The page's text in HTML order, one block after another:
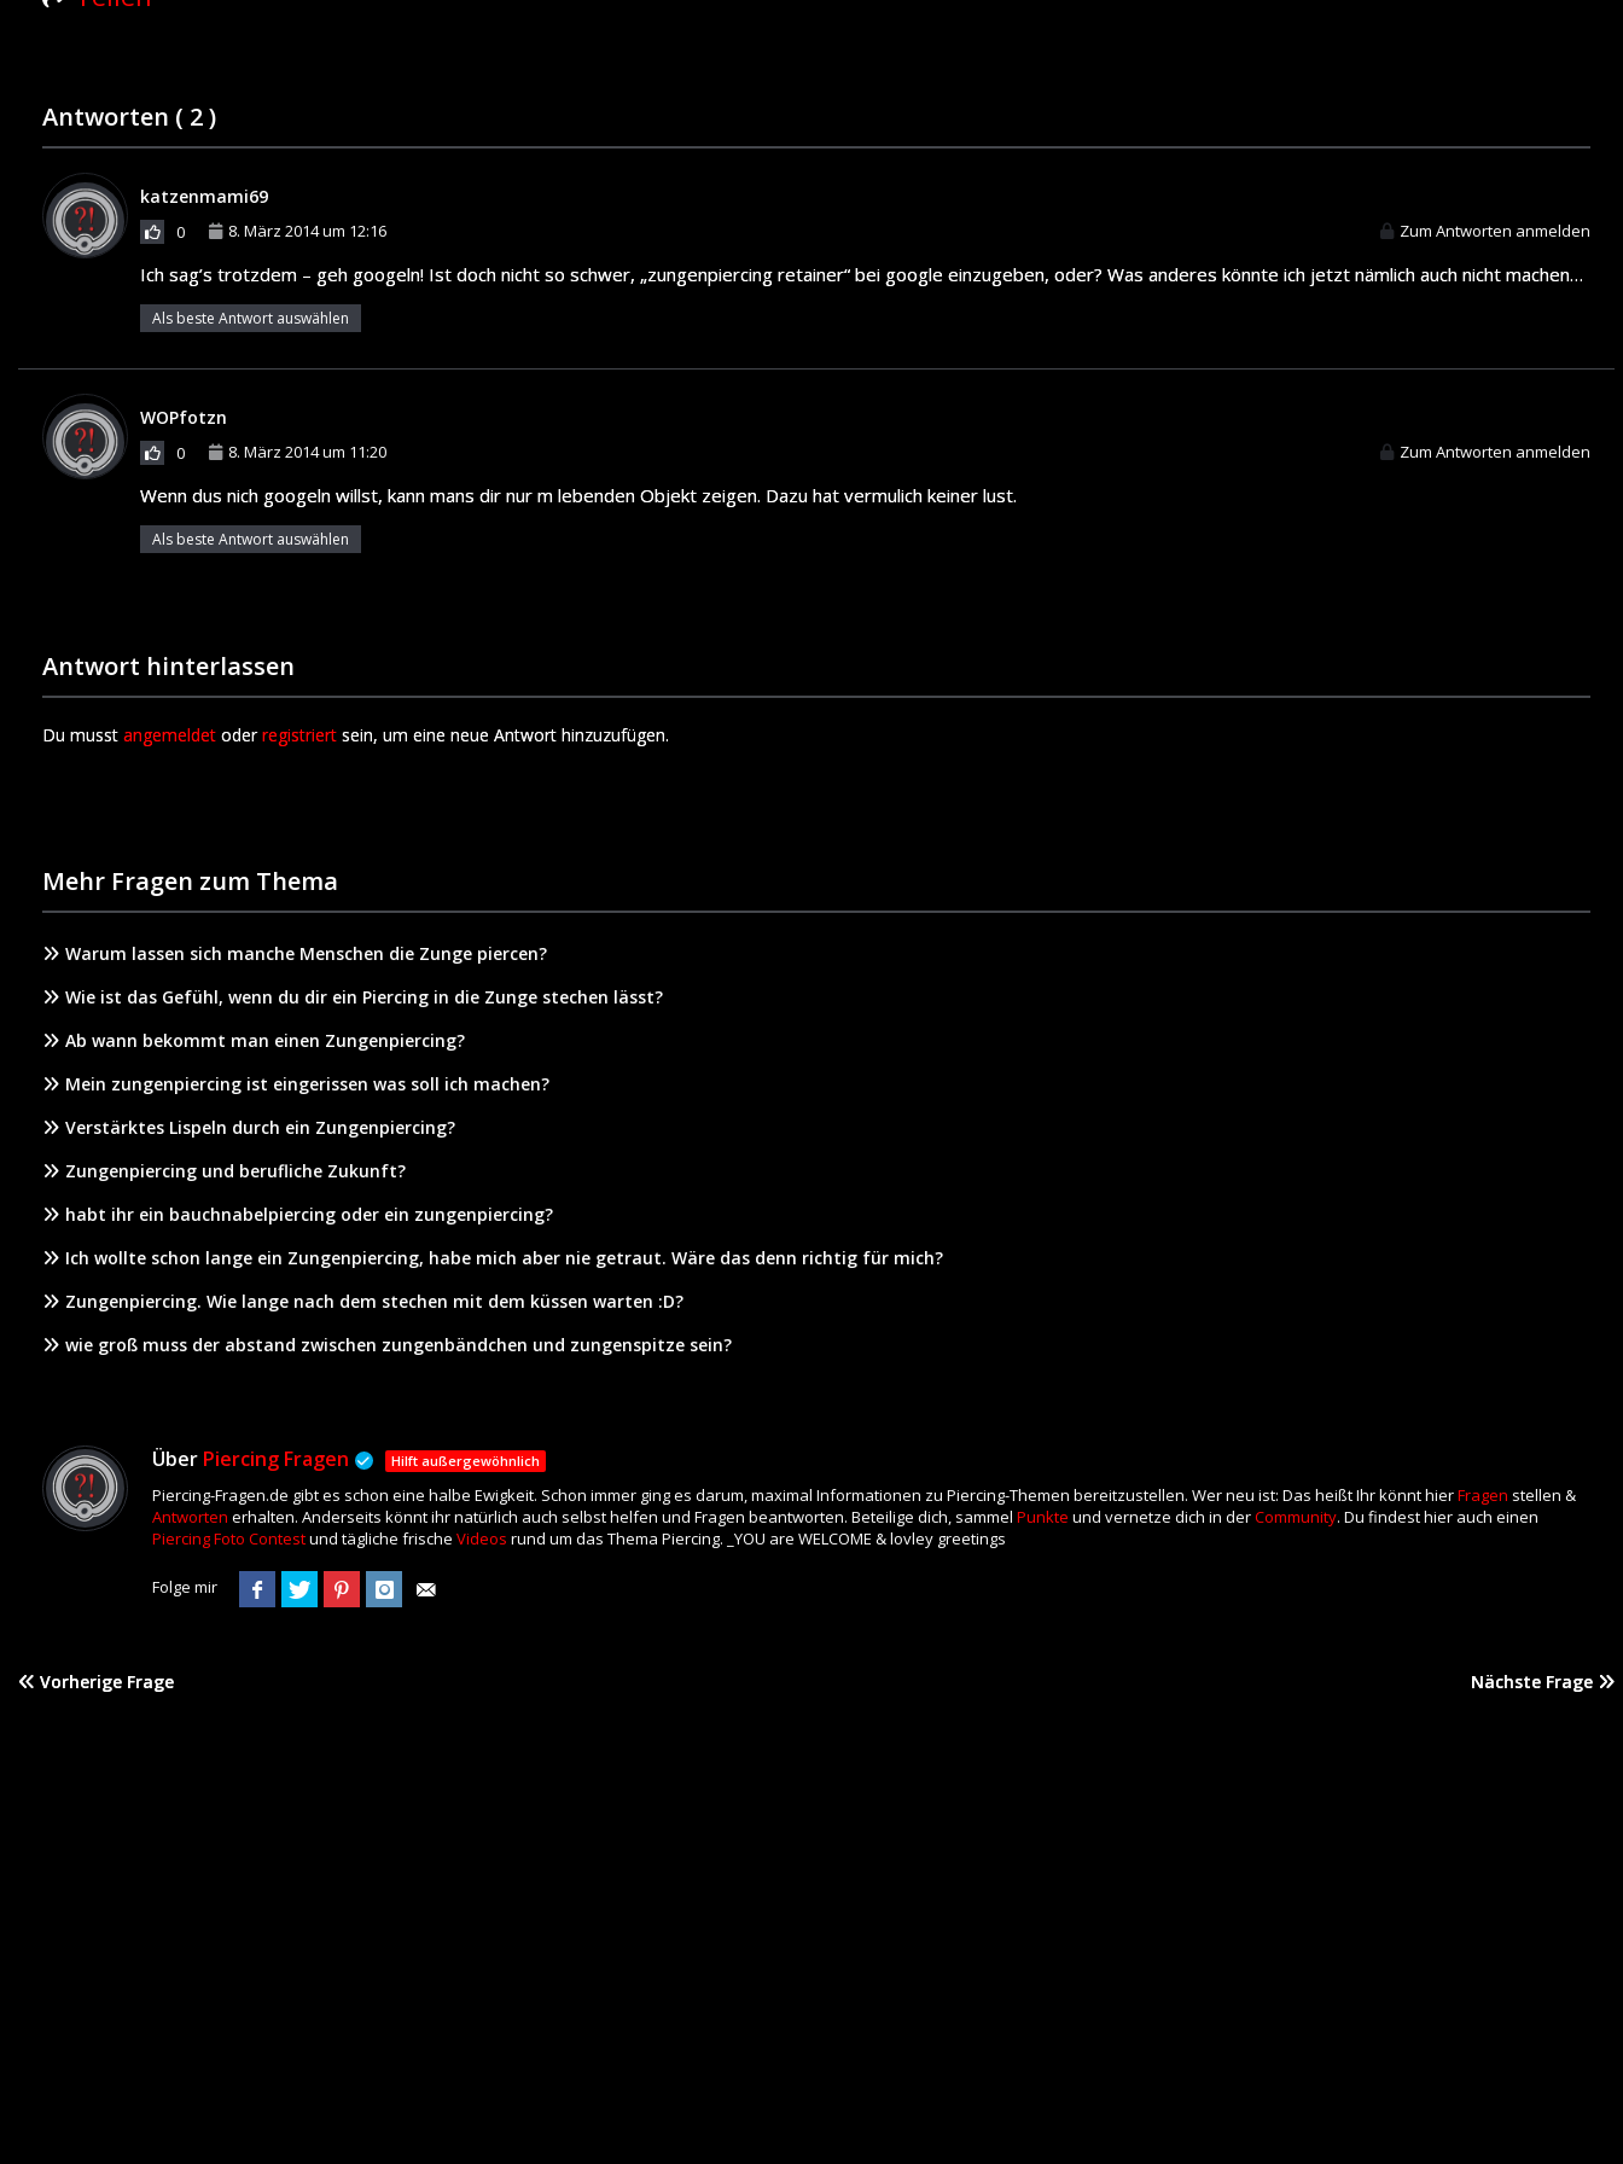
Antworten ( 2)
katzenmami69
0 8. März 2014 um 12:16 Zum Antworten anmelden
Ich sag’s trotzdem – geh googeln! Ist doch nicht so schwer, „zungenpiercing retainer“ bei google einzugeben, oder? Was anderes könnte ich jetzt nämlich auch nicht machen…
Als beste Antwort auswählen
WOPfotzn
0 8. März 2014 um 11:20 Zum Antworten anmelden
Wenn dus nich googeln willst, kann mans dir nur m lebenden Objekt zeigen. Dazu hat vermulich keiner lust.
Als beste Antwort auswählen
Antwort hinterlassen
Du musst angemeldet oderregistriert sein, um eine neue Antwort hinzuzufügen.
Mehr Fragen zum Thema
Warum lassen sich manche Menschen die Zunge piercen?
Wie ist das Gefühl, wenn du dir ein Piercing in die Zunge stechen lässt?
Ab wann bekommt man einen Zungenpiercing?
Mein zungenpiercing ist eingerissen was soll ich machen?
Verstärktes Lispeln durch ein Zungenpiercing?
Zungenpiercing und berufliche Zukunft?
habt ihr ein bauchnabelpiercing oder ein zungenpiercing?
Ich wollte schon lange ein Zungenpiercing, habe mich aber nie getraut. Wäre das denn richtig für mich?
Zungenpiercing. Wie lange nach dem stechen mit dem küssen warten :D?
wie groß muss der abstand zwischen zungenbändchen und zungenspitze sein?
Über Piercing Fragen Hilft außergewöhnlich
Piercing-Fragen.de gibt es schon eine halbe Ewigkeit. Schon immer ging es darum, maximal Informationen zu Piercing-Themen bereitzustellen. Wer neu ist: Das heißt Ihr könnt hierFragen stellen &
Antworten erhalten. Anderseits könnt ihr natürlich auch selbst helfen und Fragen beantworten. Beteilige dich, sammel Punkte und vernetze dich in derCommunity. Du findest hier auch einen
Piercing Foto Contestund tägliche frische Videos rund um das Thema Piercing. _YOU are WELCOME & lovley greetings
Folge mir
Vorherige Frage Nächste Frage